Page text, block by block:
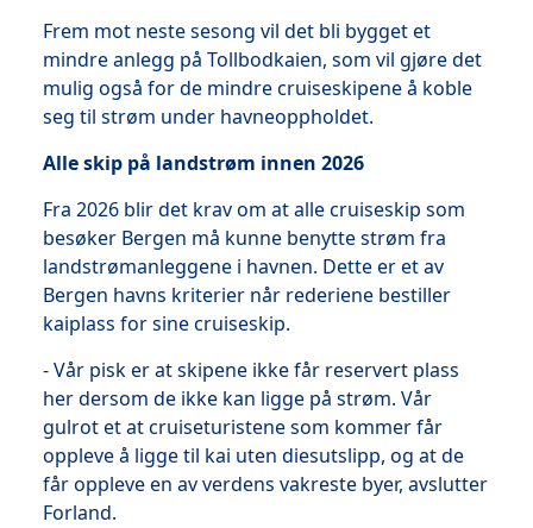
Frem mot neste sesong vil det bli bygget et
mindre anlegg på Tollbodkaien, som vil gjøre det
mulig også for de mindre cruiseskipene å koble
seg til strøm under havneoppholdet.
Alle skip på landstrøm innen 2026
Fra 2026 blir det krav om at alle cruiseskip som
besøker Bergen må kunne benytte strøm fra
landstrømanleggene i havnen. Dette er et av
Bergen havns kriterier når rederiene bestiller
kaiplass for sine cruiseskip.
- Vår pisk er at skipene ikke får reservert plass
her dersom de ikke kan ligge på strøm. Vår
gulrot et at cruiseturistene som kommer får
oppleve å ligge til kai uten diesutslipp, og at de
får oppleve en av verdens vakreste byer, avslutter
Forland.